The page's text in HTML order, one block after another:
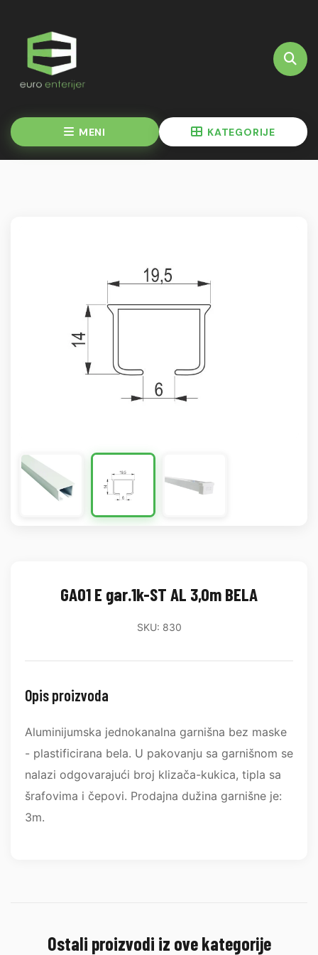
MENI KATEGORIJE
GA01 E gar.1k-ST AL 3,0m BELA
SKU: 830
Opis proizvoda
Aluminijumska jednokanalna garnišna bez maske
- plastificirana bela. U pakovanju sa garnišnom se
nalazi odgovarajući broj klizača-kukica, tipla sa
šrafovima i čepovi. Prodajna dužina garnišne je:
3m.
Ostali proizvodi iz ove kategorije